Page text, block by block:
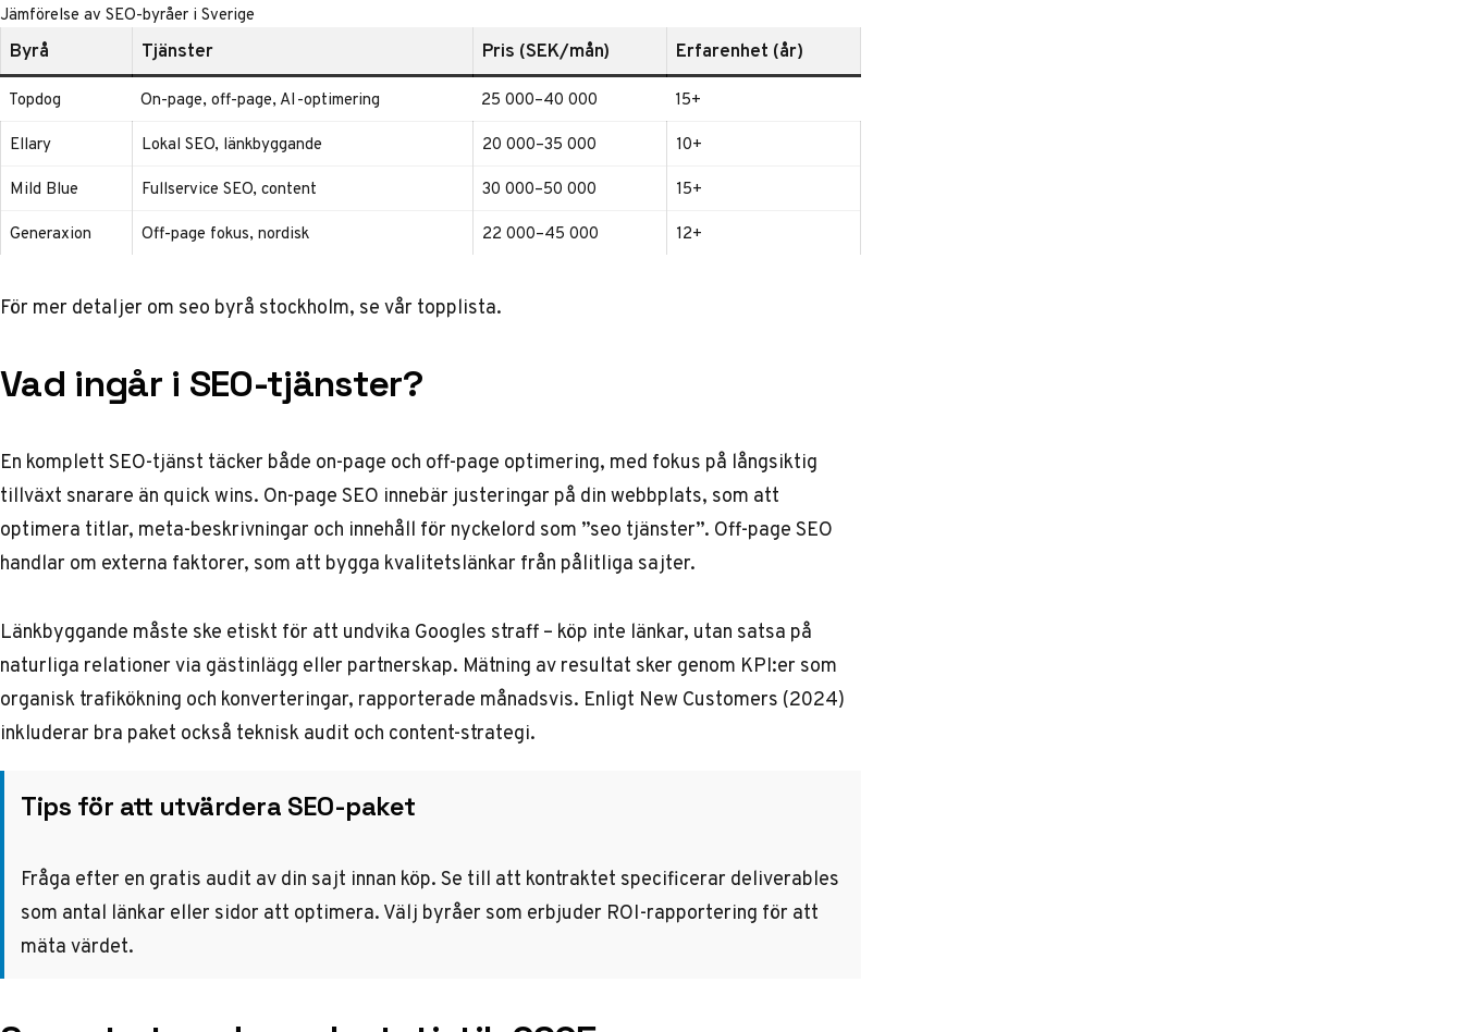
Jämförelse av SEO-byråer i Sverige
Byrå Tjänster Pris (SEK/mån) Erfarenhet (år)
Topdog On-page, off-page, AI-optimering 25 000–40 000
15+
Ellary
Lokal SEO, länkbyggande 20 000–35 000
10+
Mild Blue
Fullservice SEO, content 30 000–50 000
15+
Generaxion
Off-page fokus, nordisk 22 000–45 000 12+
För mer detaljer om seo byrå stockholm, se vår topplista.
Vad ingår i SEO-tjänster?
En komplett SEO-tjänst täcker både on-page och off-page optimering, med fokus på långsiktig
tillväxt snarare än quick wins. On-page SEO innebär justeringar på din webbplats, som att
optimera titlar, meta-beskrivningar och innehåll för nyckelord som ”seo tjänster”. Off-page SEO
handlar om externa faktorer, som att bygga kvalitetslänkar från pålitliga sajter.
Länkbyggande måste ske etiskt för att undvika Googles straff – köp inte länkar, utan satsa på
naturliga relationer via gästinlägg eller partnerskap. Mätning av resultat sker genom KPI:er som
organisk trafikökning och konverteringar, rapporterade månadsvis. Enligt New Customers (2024)
inkluderar bra paket också teknisk audit och content-strategi.
Tips för att utvärdera SEO-paket
Fråga efter en gratis audit av din sajt innan köp. Se till att kontraktet specificerar deliverables
som antal länkar eller sidor att optimera. Välj byråer som erbjuder ROI-rapportering för att
mäta värdet.